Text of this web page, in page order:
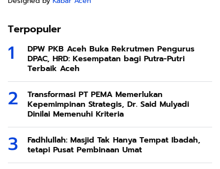
Terpopuler
DPW PKB Aceh Buka Rekrutmen Pengurus
DPAC, HRD: Kesempatan bagi Putra-Putri
Terbaik Aceh
Transformasi PT PEMA Memerlukan
Kepemimpinan Strategis, Dr. Said Mulyadi
Dinilai Memenuhi Kriteria
Fadhlullah: Masjid Tak Hanya Tempat Ibadah,
tetapi Pusat Pembinaan Umat